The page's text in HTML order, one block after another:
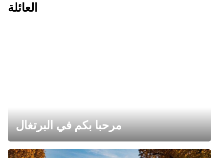
العائلة
مرحبا بكم في البرتغال